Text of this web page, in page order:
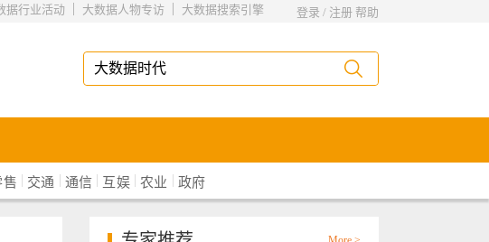
登录 / 注册 帮助
大数据搜索引擎
|
大数据人物专访
|
据行业活动
售 | 交通 | 通信 | 互娱 | 农业 | 政府